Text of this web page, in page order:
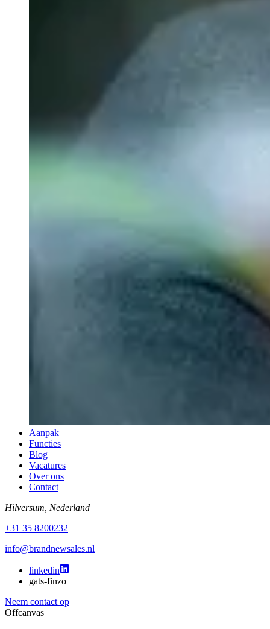
Aanpak
Functies
Blog
Vacatures
Over ons
Contact
Hilversum, Nederland
+31 35 8200232
info@brandnewsales.nl
linkedin
gats-finzo
Neem contact op
Offcanvas